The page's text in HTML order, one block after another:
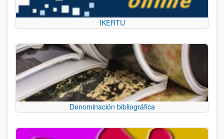
IKERTU
Denominación bibliográfica